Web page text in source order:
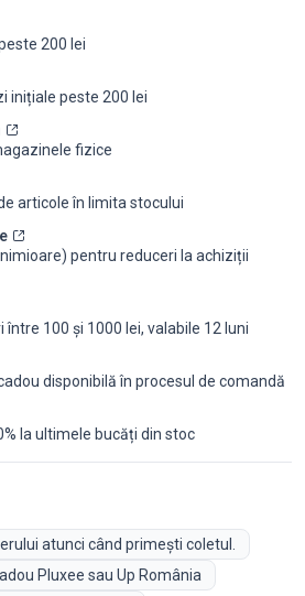
200 lei
inițiale peste 200 lei
fizice
articole în limita stocului
pentru reduceri la achiziții
între 100 și 1000 lei, valabile 12 luni
disponibilă în procesul de comandă
la ultimele bucăți din stoc
atunci când primești coletul.
Pluxee sau Up România